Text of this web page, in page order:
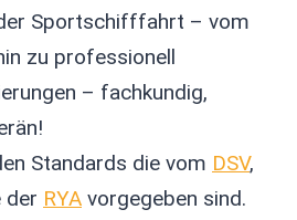
Sportschifffahrt – vom
zu professionell
– fachkundig,
Standards die vom DSV,
der RYA vorgegeben sind.